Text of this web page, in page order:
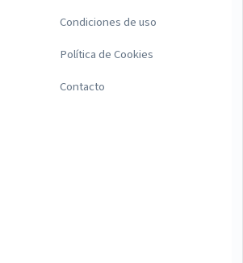
Condiciones de uso
Política de Cookies
Contacto